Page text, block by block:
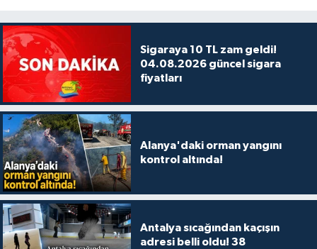
Sigaraya 10 TL zam geldi!
04.08.2026 güncel sigara
fiyatları
Alanya'daki orman yangını
kontrol altında!
Antalya sıcağından kaçışın
adresi belli oldu! 38